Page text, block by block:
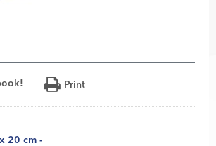
Print
20 cm -